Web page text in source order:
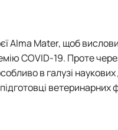
Alma Mater, щоб
COVID-19. Проте
в галузі
ветеринарних